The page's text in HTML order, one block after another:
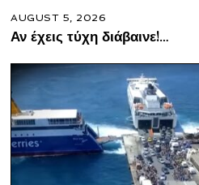
AUGUST 5, 2026
Αν έχεις τύχη διάβαινε!…